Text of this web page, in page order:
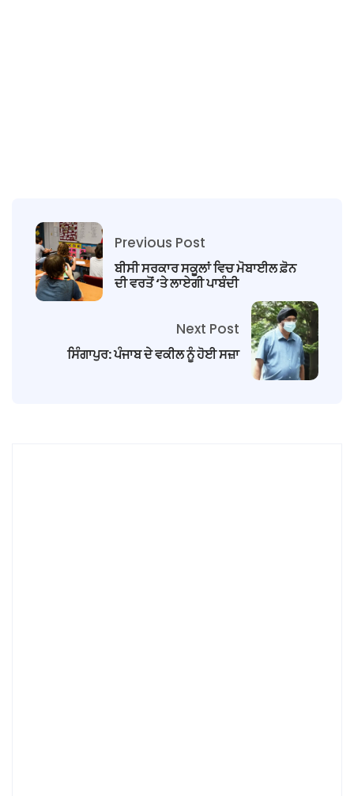
Previous Post
ਬੀਸੀ ਸਰਕਾਰ ਸਕੂਲਾਂ ਵਿਚ ਮੋਬਾਈਲ ਫ਼ੋਨ
ਦੀ ਵਰਤੋਂ ‘ਤੇ ਲਾਏਗੀ ਪਾਬੰਦੀ
Next Post
ਸਿੰਗਾਪੁਰ: ਪੰਜਾਬ ਦੇ ਵਕੀਲ ਨੂੰ ਹੋਈ ਸਜ਼ਾ